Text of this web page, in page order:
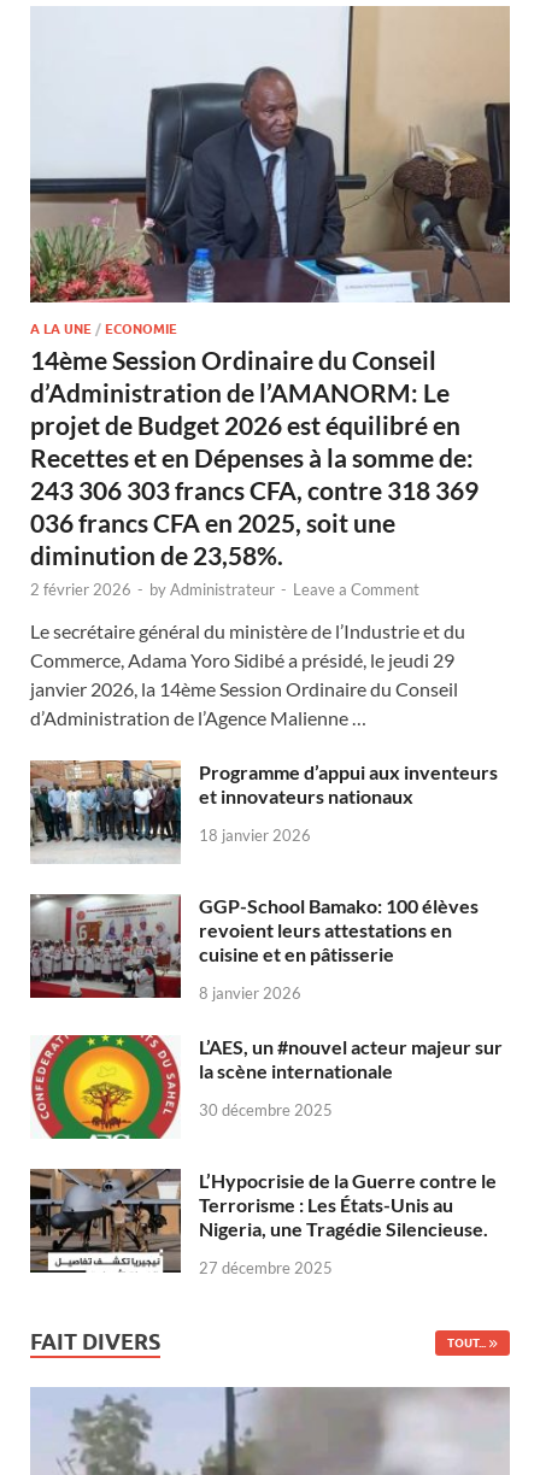
A LA UNE / ECONOMIE
14ème Session Ordinaire du Conseil
d’Administration de l’AMANORM: Le
projet de Budget 2026 est équilibré en
Recettes et en Dépenses à la somme de:
243 306 303 francs CFA, contre 318 369
036 francs CFA en 2025, soit une
diminution de 23,58%.
2 février 2026 - byAdministrateur - Leave a Comment
Le secrétaire général du ministère de l’Industrie et du
Commerce, Adama Yoro Sidibé a présidé, le jeudi 29
janvier 2026, la 14ème Session Ordinaire du Conseil
d’Administration de l’Agence Malienne …
Programme d’appui aux inventeurs
et innovateurs nationaux
18 janvier 2026
GGP-School Bamako: 100 élèves
revoient leurs attestations en
cuisine et en pâtisserie
8 janvier 2026
L’AES, un #nouvel acteur majeur sur
la scène internationale
30 décembre 2025
L’Hypocrisie de la Guerre contre le
Terrorisme : Les États-Unis au
Nigeria, une Tragédie Silencieuse.
27 décembre 2025
FAIT DIVERS TOUT...